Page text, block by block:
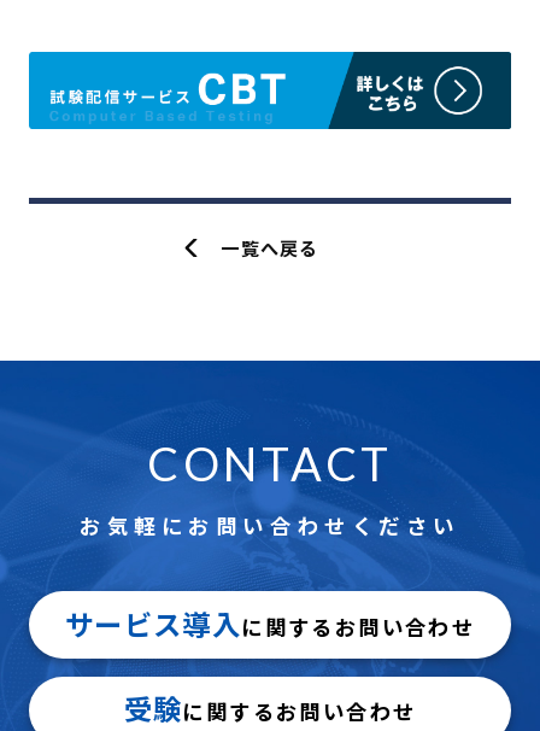
一覧へ戻る
CONTACT
お気軽にお問い合わせください
サービス導入に関するお問い合わせ
受験に関するお問い合わせ